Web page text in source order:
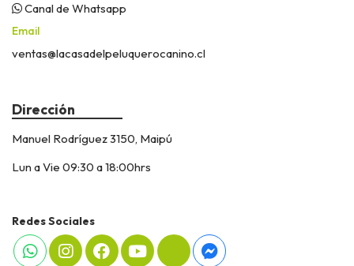
Canal de Whatsapp
Email
ventas@lacasadelpeluquerocanino.cl
Dirección
Manuel Rodríguez 3150, Maipú
Lun a Vie 09:30 a 18:00hrs
Redes Sociales